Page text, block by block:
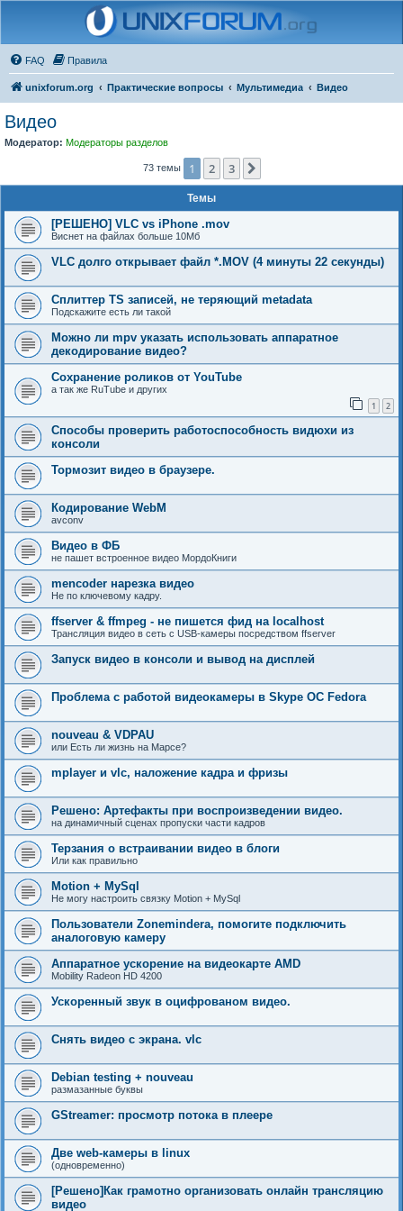
FAQ Правила
unixforum.org Практические вопросы Мультимедиа Видео
Видео
Модератор: Модераторы разделов
73 темы 1 2 3
Темы
[РЕШЕНО] VLC vs iPhone .mov
Виснет на файлах больше 10Мб
VLC долго открывает файл *.MOV (4 минуты 22 секунды)
Сплиттер TS записей, не теряющий metadata
Подскажите есть ли такой
Можно ли mpv указать использовать аппаратное
декодирование видео?
Сохранение роликов от YouTube
а так же RuTube и других
1 2
Cпособы проверить работоспособность видюхи из
консоли
Тормозит видео в браузере.
Кодирование WebM
avconv
Видео в ФБ
не пашет встроенное видео МордоКниги
mencoder нарезка видео
Не по ключевому кадру.
ffserver & ffmpeg - не пишется фид на localhost
Трансляция видео в сеть с USB-камеры посредством ffserver
Запуск видео в консоли и вывод на дисплей
Проблема с работой видеокамеры в Skype ОС Fedora
nouveau & VDPAU
или Есть ли жизнь на Марсе?
mplayer и vlc, наложение кадра и фризы
Решено: Артефакты при воспроизведении видео.
на динамичный сценах пропуски части кадров
Терзания о встраивании видео в блоги
Или как правильно
Motion + MySql
Не могу настроить связку Motion + MySql
Пользователи Zoneminderа, помогите подключить
аналоговую камеру
Аппаратное ускорение на видеокарте AMD
Mobility Radeon HD 4200
Ускоренный звук в оцифрованом видео.
Снять видео с экрана. vlc
Debian testing + nouveau
размазанные буквы
GStreamer: просмотр потока в плеере
Две web-камеры в linux
(одновременно)
[Решено]Как грамотно организовать онлайн трансляцию
видео